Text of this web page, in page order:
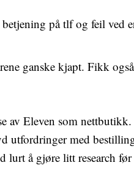
på tlf og feil ved
ganske kjapt. Fikk
av Eleven som
utfordringer med
lurt å gjøre litt research